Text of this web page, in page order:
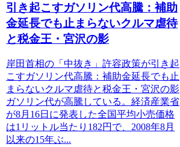
引き起こすガソリン代高騰：補助
金延長でも止まらないクルマ虐待
と税金王・宮沢の影
岸田首相の「中抜き」許容政策が引き起
こすガソリン代高騰：補助金延長でも止
まらないクルマ虐待と税金王・宮沢の影
ガソリン代が高騰している。経済産業省
が8月16日に発表した全国平均小売価格
は1リットル当たり182円で、2008年8月
以来の15年ぶ...